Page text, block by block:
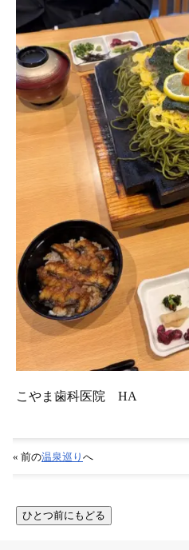
こやま歯科医院 HA
« 前の温泉巡り へ